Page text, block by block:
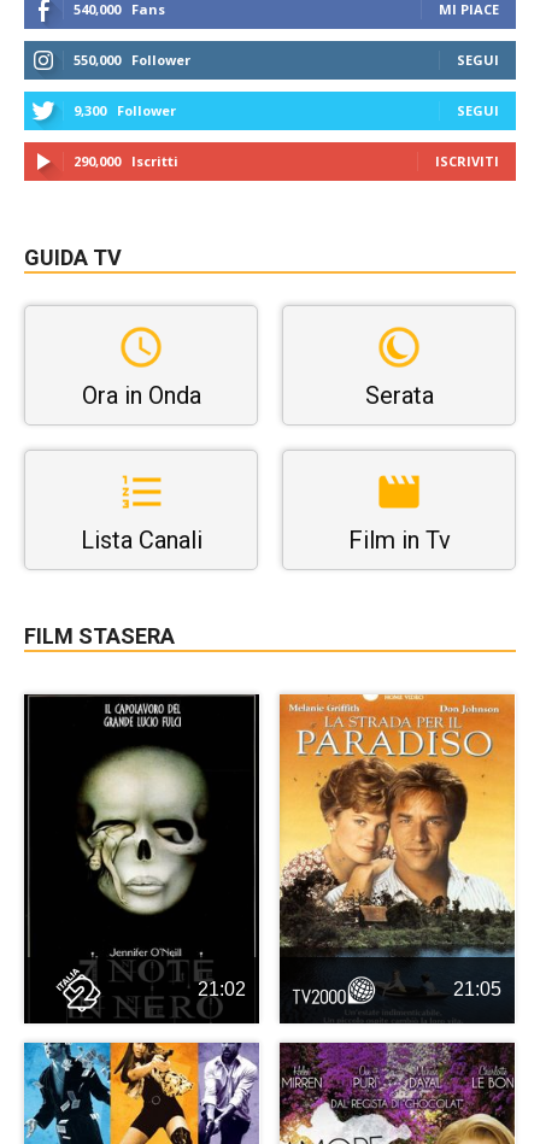
540,000 Fans MI PIACE
550,000 Follower SEGUI
9,300 Follower SEGUI
290,000 Iscritti ISCRIVITI
GUIDA TV
Ora in Onda Serata
Lista Canali Film in Tv
FILM STASERA
21:02 21:05